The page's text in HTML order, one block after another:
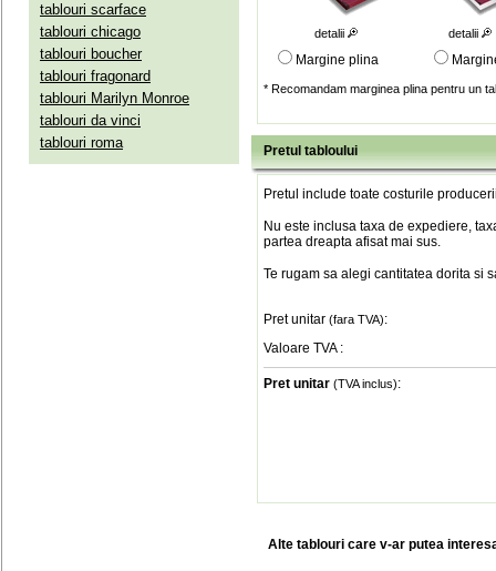
tablouri scarface
tablouri chicago
tablouri boucher
tablouri fragonard
tablouri Marilyn Monroe
tablouri da vinci
tablouri roma
detalii detalii
Margine plina
* Recomandam marginea plina pentru un
Pretul tabloului
Pretul include toate costurile
Nu este inclusa taxa de expediere,
partea dreapta afisat mai sus.
Te rugam sa alegi cantitatea dorita si
Pret unitar (fara TVA):
Valoare TVA :
Pret unitar (TVA inclus):
Alte tablouri care v-ar putea